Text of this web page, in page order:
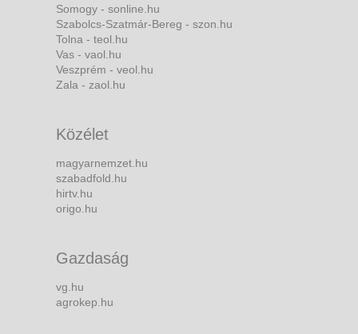
Somogy - sonline.hu
Szabolcs-Szatmár-Bereg - szon.hu
Tolna - teol.hu
Vas - vaol.hu
Veszprém - veol.hu
Zala - zaol.hu
Közélet
magyarnemzet.hu
szabadfold.hu
hirtv.hu
origo.hu
Gazdaság
vg.hu
agrokep.hu